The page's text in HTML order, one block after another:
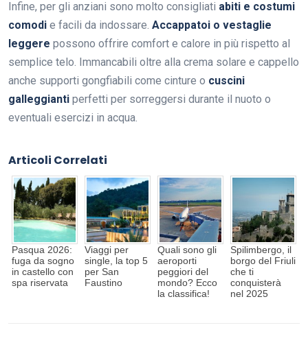
Infine, per gli anziani sono molto consigliati abiti e costumi
comodi e facili da indossare. Accappatoi o vestaglie
leggere possono offrire comfort e calore in più rispetto al
semplice telo. Immancabili oltre alla crema solare e cappello
anche supporti gongfiabili come cinture o cuscini
galleggianti perfetti per sorreggersi durante il nuoto o
eventuali esercizi in acqua.
Articoli Correlati
Pasqua 2026:
fuga da sogno
in castello con
spa riservata
Viaggi per
single, la top 5
per San
Faustino
Quali sono gli
aeroporti
peggiori del
mondo? Ecco
la classifica!
Spilimbergo, il
borgo del Friuli
che ti
conquisterà
nel 2025